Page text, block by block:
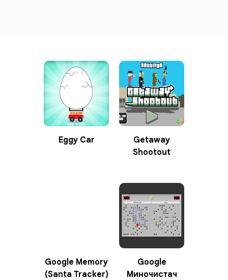
Eggy Car
Getaway
Shootout
Google Memory
(Santa Tracker)
Google
Миночистач